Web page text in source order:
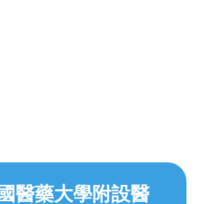
醫藥大學附設醫